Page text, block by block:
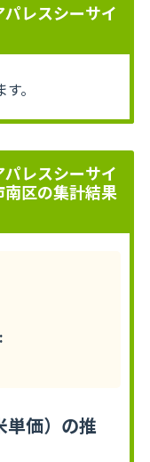
パレスシーサイ
。
パレスシーサイ
区の集計結果
単価）の推